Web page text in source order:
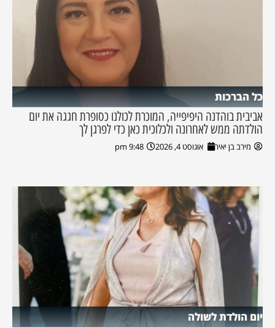
כל הברכות
אביבית בוהדנה היפיפייה, המוכרת לכולנו כסופרת חגגה את יום
הולדתה ממש לאחרונה ולכלוכית כאן כדי לפרגן לך
מירב בן יאיר אוגוסט 4, 2026 9:48 pm
יום הולדת לשולה